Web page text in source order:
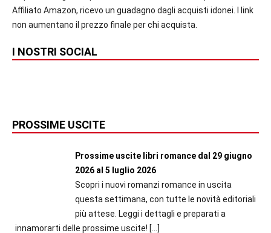
Affiliato Amazon, ricevo un guadagno dagli acquisti idonei. I link
non aumentano il prezzo finale per chi acquista.
I NOSTRI SOCIAL
PROSSIME USCITE
Prossime uscite libri romance dal 29 giugno
2026 al 5 luglio 2026
Scopri i nuovi romanzi romance in uscita
questa settimana, con tutte le novità editoriali
più attese. Leggi i dettagli e preparati a
innamorarti delle prossime uscite! […]